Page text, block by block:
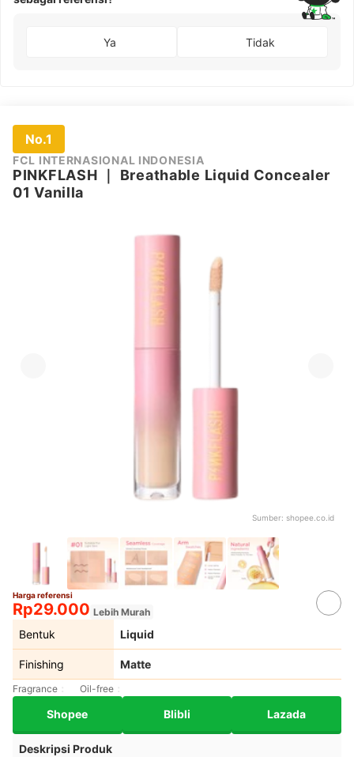
Ya Tidak
No.1
FCL INTERNASIONAL INDONESIA
PINKFLASH
Breathable Liquid Concealer
01 Vanilla
Sumber: shopee.co.id
Harga referensi
Rp29.000 Lebih Murah
Bentuk Liquid
Finishing Matte
Fragrance Oil-free
Shopee Blibli Lazada
Deskripsi Produk